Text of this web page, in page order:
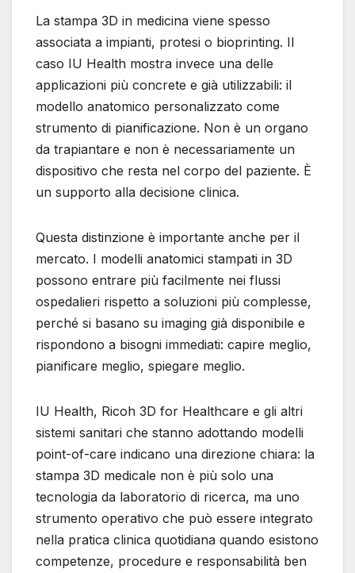
La stampa 3D in medicina viene spesso
associata a impianti, protesi o bioprinting. Il
caso IU Health mostra invece una delle
applicazioni più concrete e già utilizzabili: il
modello anatomico personalizzato come
strumento di pianificazione. Non è un organo
da trapiantare e non è necessariamente un
dispositivo che resta nel corpo del paziente. È
un supporto alla decisione clinica.
Questa distinzione è importante anche per il
mercato. I modelli anatomici stampati in 3D
possono entrare più facilmente nei flussi
ospedalieri rispetto a soluzioni più complesse,
perché si basano su imaging già disponibile e
rispondono a bisogni immediati: capire meglio,
pianificare meglio, spiegare meglio.
IU Health, Ricoh 3D for Healthcare e gli altri
sistemi sanitari che stanno adottando modelli
point-of-care indicano una direzione chiara: la
stampa 3D medicale non è più solo una
tecnologia da laboratorio di ricerca, ma uno
strumento operativo che può essere integrato
nella pratica clinica quotidiana quando esistono
competenze, procedure e responsabilità ben